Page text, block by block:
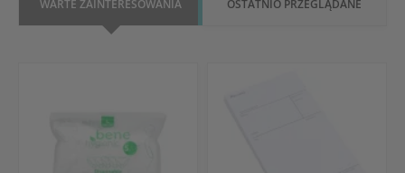
WARTE ZAINTERESOWANIA OSTATNIO PRZEGLĄDANE